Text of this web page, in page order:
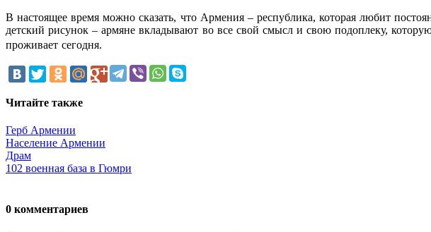
В настоящее время можно сказать, что Армения – республика, которая любит
детский рисунок – армяне вкладывают во все свой смысл и свою подоплеку,
проживает сегодня.
Читайте также
Герб Армении
Население Армении
Драм
102 военная база в Гюмри
0 комментариев